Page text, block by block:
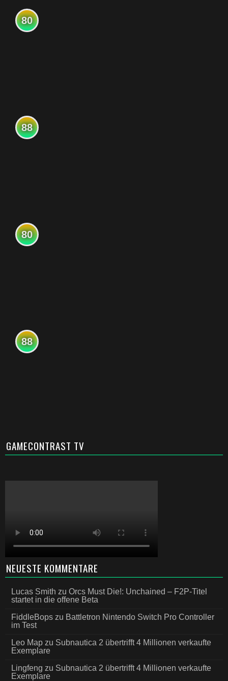
80
88
80
88
GAMECONTRAST TV
NEUESTE KOMMENTARE
Lucas Smith zu Orcs Must Die!: Unchained – F2P-Titel
startet in die offene Beta
FiddleBops zu Battletron Nintendo Switch Pro Controller
im Test
Leo Map zu Subnautica 2 übertrifft 4 Millionen verkaufte
Exemplare
Lingfeng zu Subnautica 2 übertrifft 4 Millionen verkaufte
Exemplare